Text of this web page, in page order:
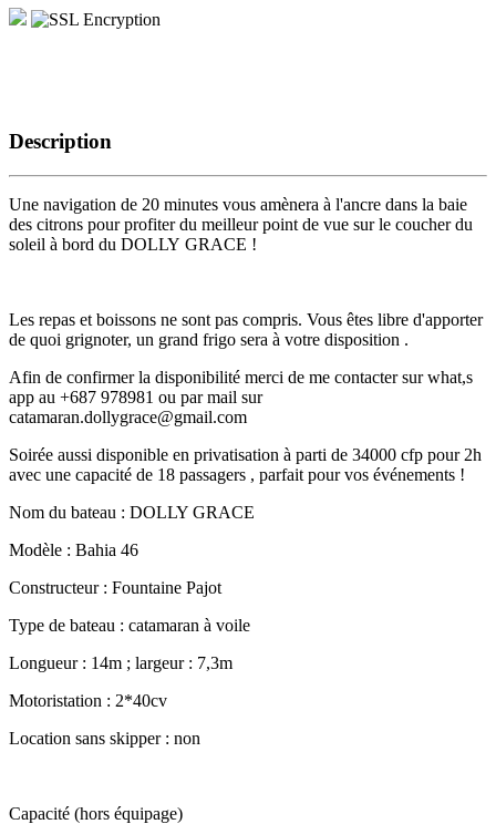
Description
Une navigation de 20 minutes vous amènera à l'ancre dans la baie
des citrons pour profiter du meilleur point de vue sur le coucher du
soleil à bord du DOLLY GRACE !
Les repas et boissons ne sont pas compris. Vous êtes libre d'apporter
de quoi grignoter, un grand frigo sera à votre disposition .
Afin de confirmer la disponibilité merci de me contacter sur what,s
app au +687 978981 ou par mail sur
catamaran.dollygrace@gmail.com
Soirée aussi disponible en privatisation à parti de 34000 cfp pour 2h
avec une capacité de 18 passagers , parfait pour vos événements !
Nom du bateau : DOLLY GRACE
Modèle : Bahia 46
Constructeur : Fountaine Pajot
Type de bateau : catamaran à voile
Longueur : 14m ; largeur : 7,3m
Motoristation : 2*40cv
Location sans skipper : non
Capacité (hors équipage)